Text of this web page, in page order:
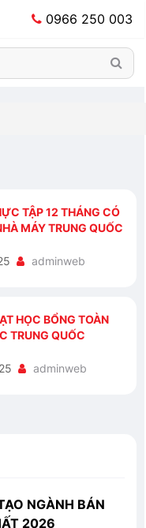
0966 250 003
TẬP 12 THÁNG CÓ
MÁY TRUNG QUỐC
adminweb
HỌC BỔNG TOÀN
TRUNG QUỐC
adminweb
NGÀNH BÁN
2026